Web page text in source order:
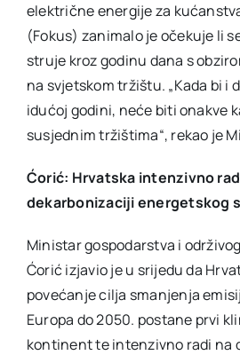
električne energije za
(Fokus) zanimalo je očekuje li
struje kroz godinu dana s
na svjetskom tržištu. „Kada bi i
idućoj godini, neće biti onakve
susjednim tržištima“, rekao je
Ćorić: Hrvatska intenzivno
dekarbonizaciji energetskog
Ministar gospodarstva i
Ćorić izjavio je u srijedu da
povećanje cilja smanjenja
Europa do 2050. postane prvi
kontinent te intenzivno radi na